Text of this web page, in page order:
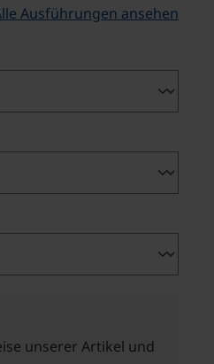
Ausführungen ansehen
unserer Artikel und